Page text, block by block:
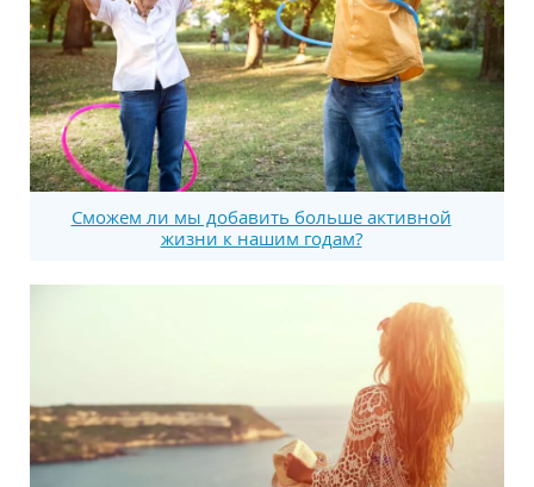
Сможем ли мы добавить больше активной
жизни к нашим годам?